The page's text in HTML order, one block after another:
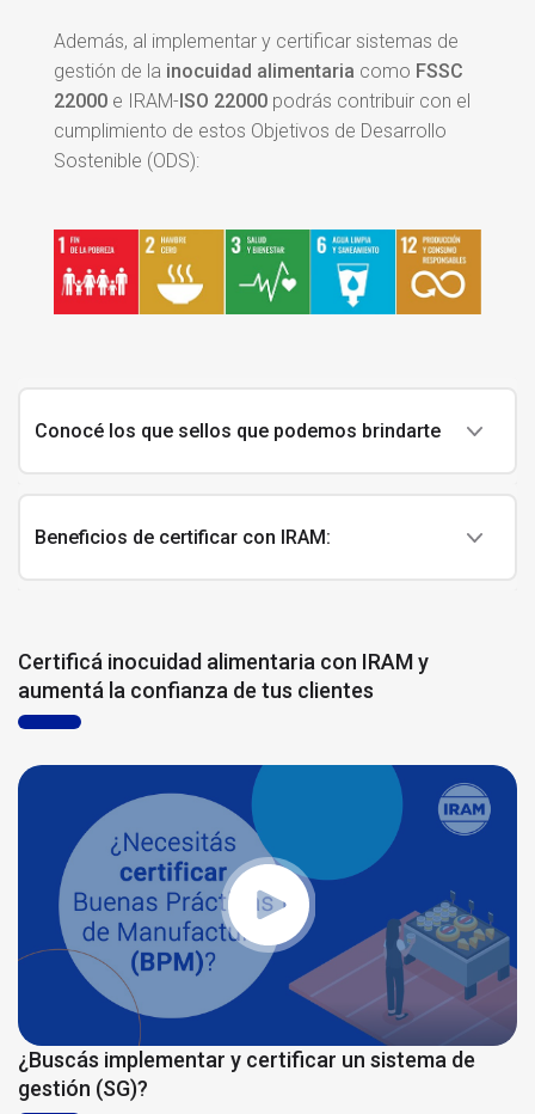
Además, al implementar y certificar sistemas de
gestión de la inocuidad alimentaria como FSSC
22000 e IRAM-ISO 22000 podrás contribuir con el
cumplimiento de estos Objetivos de Desarrollo
Sostenible (ODS):
Conocé los que sellos que podemos brindarte
Beneficios de certificar con IRAM:
Certificá inocuidad alimentaria con IRAM y
aumentá la confianza de tus clientes
¿Buscás implementar y certificar un sistema de
gestión (SG)?